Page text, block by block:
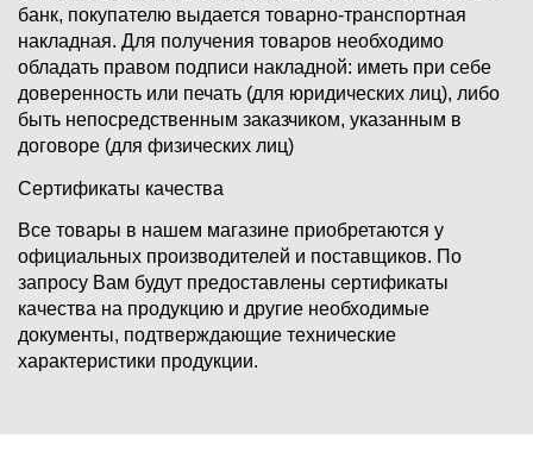
банк, покупателю выдается товарно-транспортная
накладная. Для получения товаров необходимо
обладать правом подписи накладной: иметь при себе
доверенность или печать (для юридических лиц), либо
быть непосредственным заказчиком, указанным в
договоре (для физических лиц)
Сертификаты качества
Все товары в нашем магазине приобретаются у
официальных производителей и поставщиков. По
запросу Вам будут предоставлены сертификаты
качества на продукцию и другие необходимые
документы, подтверждающие технические
характеристики продукции.